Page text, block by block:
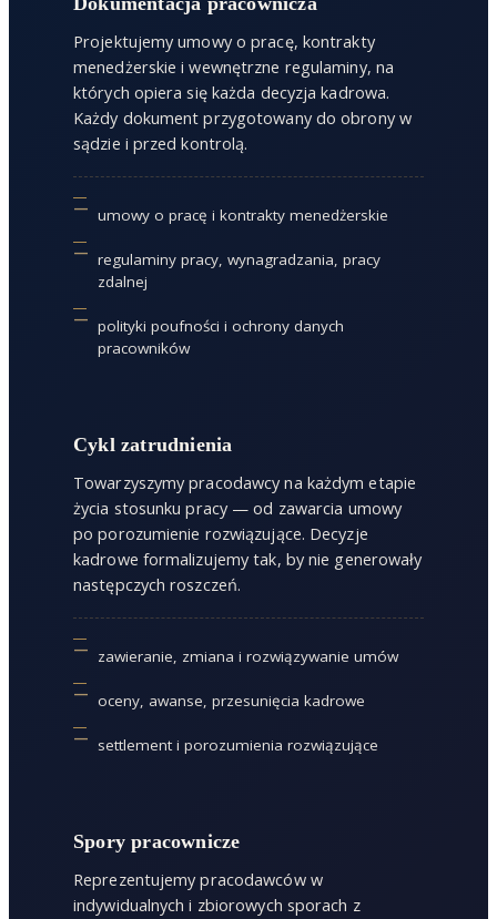
Projektujemy umowy o pracę, kontrakty
menedżerskie i wewnętrzne regulaminy, na
których opiera się każda decyzja kadrowa.
Każdy dokument przygotowany do obrony w
sądzie i przed kontrolą.
umowy o pracę i kontrakty menedżerskie
regulaminy pracy, wynagradzania, pracy
zdalnej
polityki poufności i ochrony danych
pracowników
Cykl zatrudnienia
Towarzyszymy pracodawcy na każdym etapie
życia stosunku pracy — od zawarcia umowy
po porozumienie rozwiązujące. Decyzje
kadrowe formalizujemy tak, by nie generowały
następczych roszczeń.
zawieranie, zmiana i rozwiązywanie umów
oceny, awanse, przesunięcia kadrowe
settlement i porozumienia rozwiązujące
Spory pracownicze
Reprezentujemy pracodawców w
indywidualnych i zbiorowych sporach z